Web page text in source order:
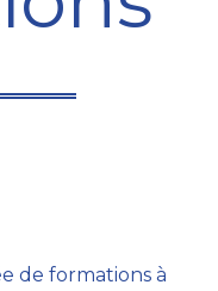
de formations à